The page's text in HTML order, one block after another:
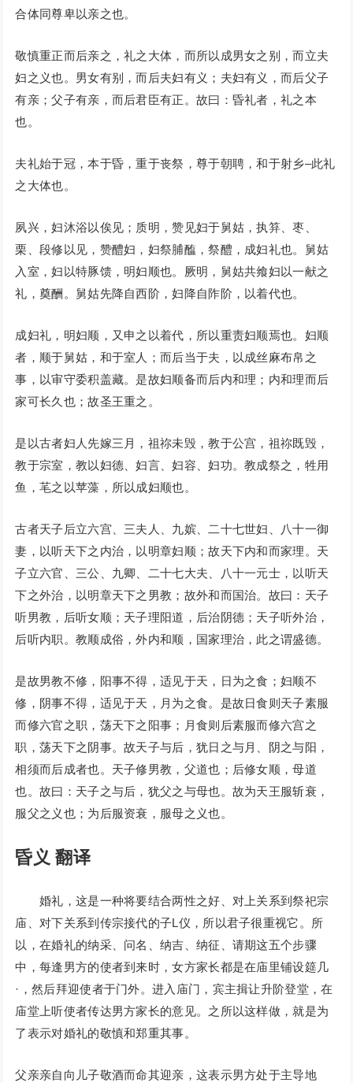
合体同尊卑以亲之也。
敬慎重正而后亲之，礼之大体，而所以成男女之别，而立夫
妇之义也。男女有别，而后夫妇有义；夫妇有义，而后父子
有亲；父子有亲，而后君臣有正。故曰：昏礼者，礼之本
也。
夫礼始于冠，本于昏，重于丧祭，尊于朝聘，和于射乡–此礼
之大体也。
夙兴，妇沐浴以俟见；质明，赞见妇于舅姑，执笲、枣、
栗、段修以见，赞醴妇，妇祭脯醢，祭醴，成妇礼也。舅姑
入室，妇以特豚馈，明妇顺也。厥明，舅姑共飨妇以一献之
礼，奠酬。舅姑先降自西阶，妇降自阼阶，以着代也。
成妇礼，明妇顺，又申之以着代，所以重责妇顺焉也。妇顺
者，顺于舅姑，和于室人；而后当于夫，以成丝麻布帛之
事，以审守委积盖藏。是故妇顺备而后内和理；内和理而后
家可长久也；故圣王重之。
是以古者妇人先嫁三月，祖祢未毁，教于公宫，祖祢既毁，
教于宗室，教以妇德、妇言、妇容、妇功。教成祭之，牲用
鱼，芼之以苹藻，所以成妇顺也。
古者天子后立六宫、三夫人、九嫔、二十七世妇、八十一御
妻，以听天下之内治，以明章妇顺；故天下内和而家理。天
子立六官、三公、九卿、二十七大夫、八十一元士，以听天
下之外治，以明章天下之男教；故外和而国治。故曰：天子
听男教，后听女顺；天子理阳道，后治阴德；天子听外治，
后听内职。教顺成俗，外内和顺，国家理治，此之谓盛德。
是故男教不修，阳事不得，适见于天，日为之食；妇顺不
修，阴事不得，适见于天，月为之食。是故日食则天子素服
而修六官之职，荡天下之阳事；月食则后素服而修六宫之
职，荡天下之阴事。故天子与后，犹日之与月、阴之与阳，
相须而后成者也。天子修男教，父道也；后修女顺，母道
也。故曰：天子之与后，犹父之与母也。故为天王服斩衰，
服父之义也；为后服资衰，服母之义也。
昏义 翻译
婚礼，这是一种将要结合两性之好、对上关系到祭祀宗
庙、对下关系到传宗接代的子L仪，所以君子很重视它。所
以，在婚礼的纳采、问名、纳吉、纳征、请期这五个步骤
中，每逢男方的使者到来时，女方家长都是在庙里铺设筵几
·，然后拜迎使者于门外。进入庙门，宾主揖让升阶登堂，在
庙堂上听使者传达男方家长的意见。之所以这样做，就是为
了表示对婚礼的敬慎和郑重其事。
父亲亲自向儿子敬酒而命其迎亲，这表示男方处于主导地